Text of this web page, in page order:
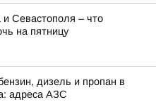
Севастополя – что
на пятницу
дизель и пропан в
адреса АЗС